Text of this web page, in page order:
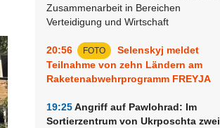
Zusammenarbeit in Bereichen
Verteidigung und Wirtschaft
20:56 FOTO
Selenskyj meldet
Teilnahme von zehn Ländern am
Raketenabwehrprogramm FREYJA
19:25Angriff auf Pawlohrad: Im
Sortierzentrum von Ukrposchta zwei